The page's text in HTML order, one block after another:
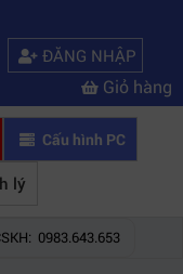
ĐĂNG NHẬP
Giỏ hàng
Cấu hình PC
lý
0983.643.653